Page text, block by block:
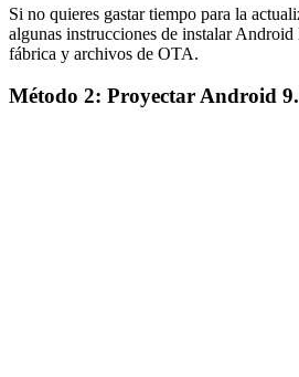
Si no quieres gastar tiempo para la
algunas instrucciones de instalar Android
fábrica y archivos de OTA.
Método 2: Proyectar Android